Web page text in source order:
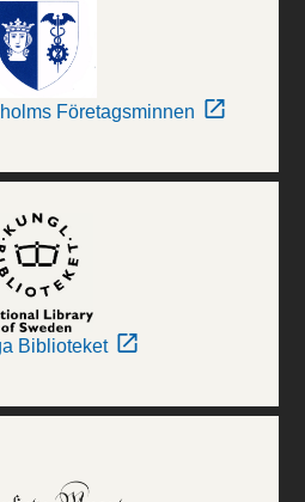
Företagsminnen
Biblioteket